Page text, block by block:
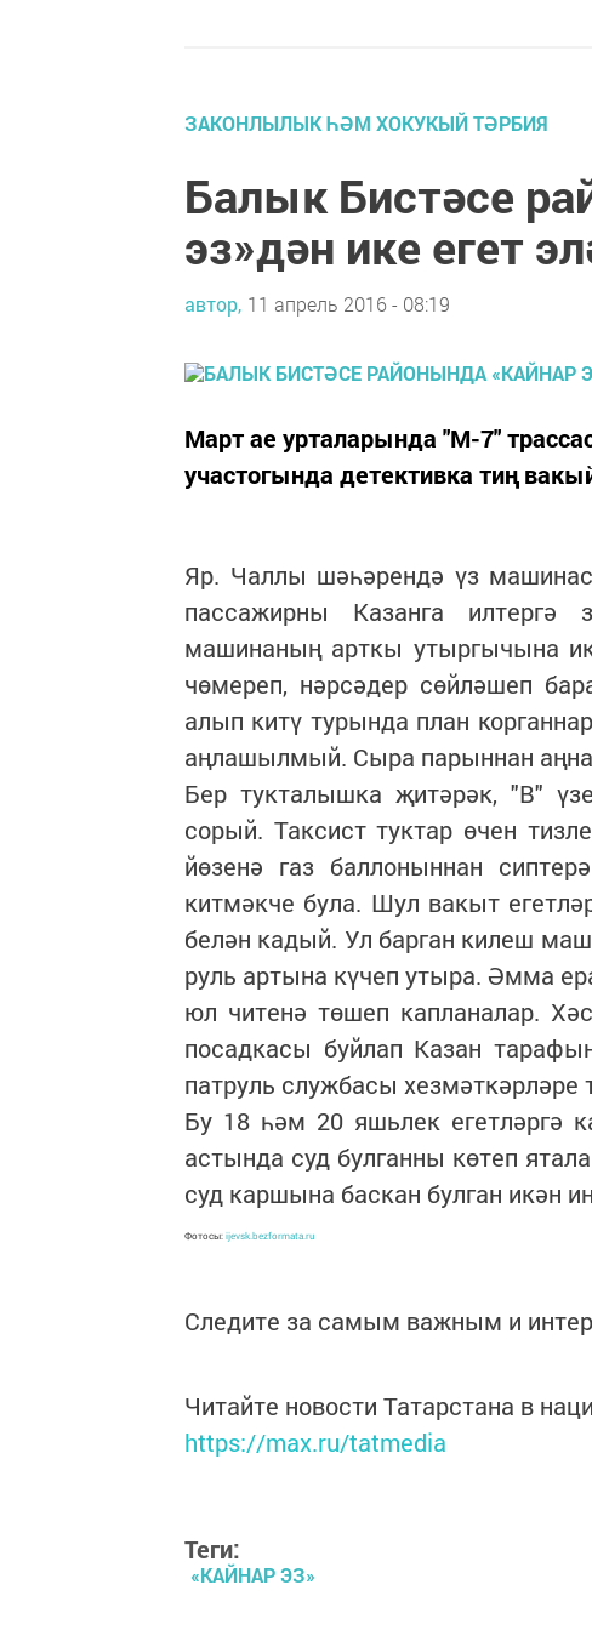
ЗАКОНЛЫЛЫК ҺӘМ ХОКУКЫЙ ТӘРБИЯ
Балык Бистәсе
эз»дән ике егет
автор, 11 апрель 2016 - 08:19
Март ае урталарында "М-7"
участогында детективка тиң
Яр. Чаллы шәһәрендә үз
пассажирны Казанга илтергә
машинаның арткы утыргычына
чөмереп, нәрсәдер сөйләшеп
алып китү турында план
аңлашылмый. Сыра парыннан
Бер тукталышка җитәрәк, "В"
сорый. Таксист туктар өчен
йөзенә газ баллоныннан
китмәкче була. Шул вакыт
белән кадый. Ул барган килеш
руль артына күчеп утыра. Әмма
юл читенә төшеп капланалар.
посадкасы буйлап Казан
патруль службасы хезмәткәрләре
Бу 18 һәм 20 яшьлек егетләргә
астында суд булганны көтеп
суд каршына баскан булган икән
Фотосы: ijevsk.bezformata.ru
Следите за самым важным и
Читайте новости Татарстана в
https://max.ru/tatmedia
Теги:
«КАЙНАР ЭЗ»